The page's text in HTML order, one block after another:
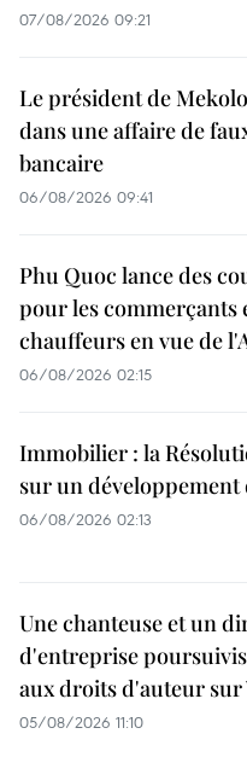
07/08/2026 09:21
Le président de
dans une affaire de
bancaire
06/08/2026 09:41
Phu Quoc lance des
pour les commerçants
chauffeurs en vue de
06/08/2026 02:15
Immobilier : la
sur un développement
06/08/2026 02:13
Une chanteuse et un
d'entreprise
aux droits d'auteur sur
05/08/2026 11:10